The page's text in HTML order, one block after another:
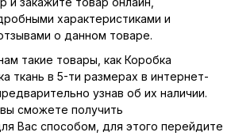
характеристиками и
о данном товаре.
такие товары, как Коробка
ткань в 5-ти размерах в интернет-
узнав об их наличии.
сможете получить
Вас способом, для этого перейдите